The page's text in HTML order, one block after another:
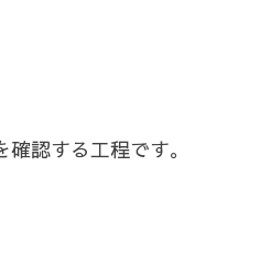
認する工程です。